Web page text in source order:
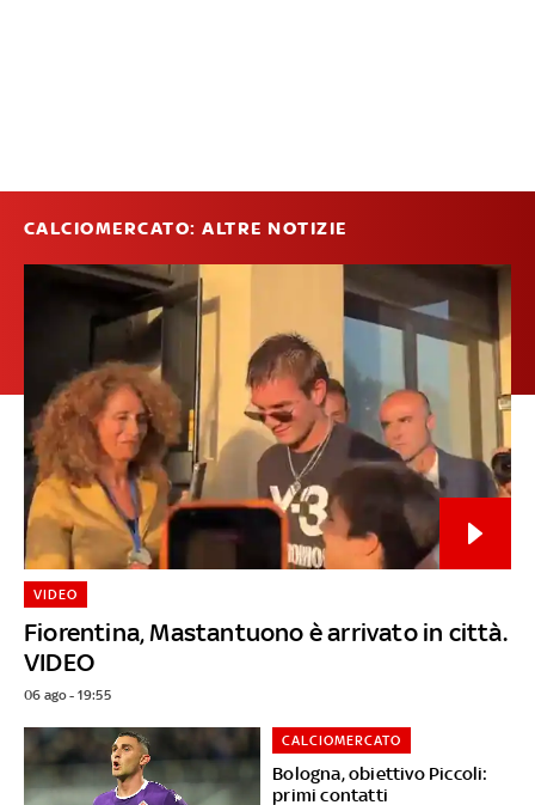
CALCIOMERCATO: ALTRE NOTIZIE
Fiorentina, Mastantuono è arrivato in città.
VIDEO
VIDEO
06 ago - 19:55
Bologna, obiettivo Piccoli:
primi contatti
CALCIOMERCATO